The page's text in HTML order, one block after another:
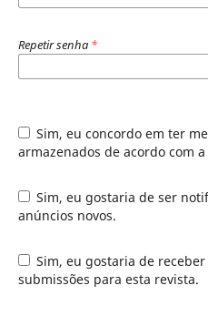
Repetir senha *
Sim, eu concordo em ter meus dados coletados e
armazenados de acordo com a
Sim, eu gostaria de ser notificado(a) de publicações e
anúncios novos.
Sim, eu gostaria de receber solicitações para avaliar
submissões para esta revista.